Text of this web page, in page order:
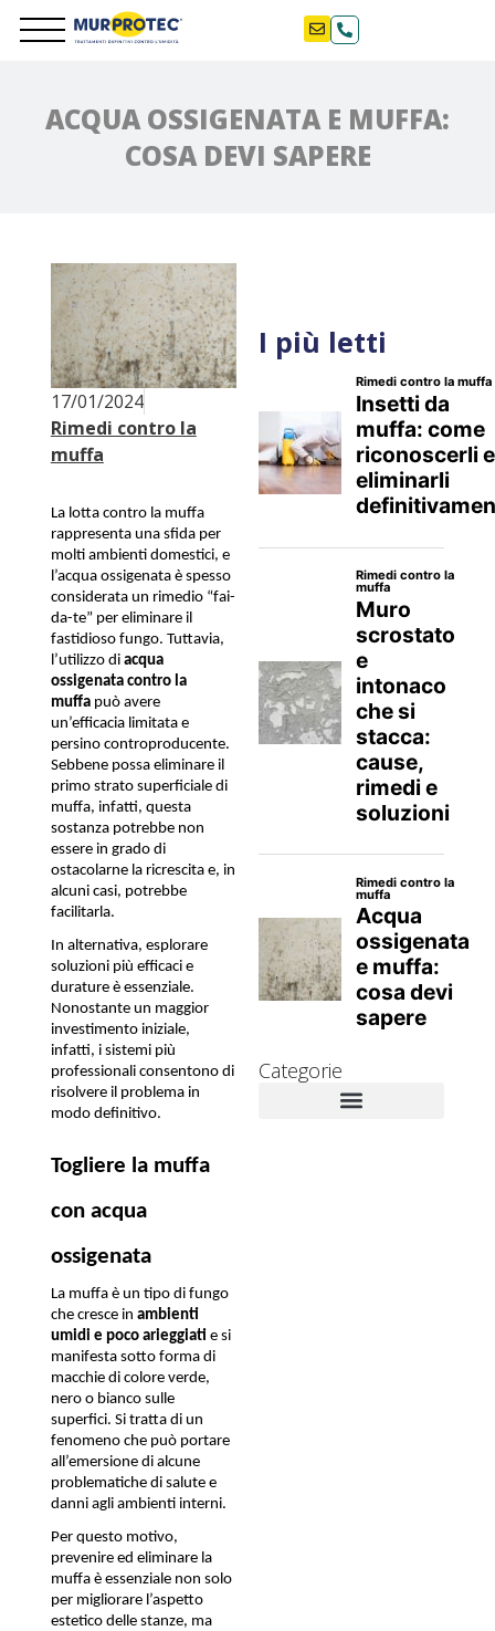
ACQUA OSSIGENATA E MUFFA:
COSA DEVI SAPERE
17/01/2024
Rimedi contro la
muffa
La lotta contro la muffa
rappresenta una sfida per
molti ambienti domestici, e
l’acqua ossigenata è spesso
considerata un rimedio “fai-
da-te” per eliminare il
fastidioso fungo. Tuttavia,
l’utilizzo di acqua
ossigenata contro la
muffa può avere
un’efficacia limitata e
persino controproducente.
Sebbene possa eliminare il
primo strato superficiale di
muffa, infatti, questa
sostanza potrebbe non
essere in grado di
ostacolarne la ricrescita e, in
alcuni casi, potrebbe
facilitarla.
In alternativa, esplorare
soluzioni più efficaci e
durature è essenziale.
Nonostante un maggior
investimento iniziale,
infatti, i sistemi più
professionali consentono di
risolvere il problema in
modo definitivo.
Togliere la muffa
con acqua
ossigenata
La muffa è un tipo di fungo
che cresce in ambienti
umidi e poco arieggiati e si
manifesta sotto forma di
macchie di colore verde,
nero o bianco sulle
superfici. Si tratta di un
fenomeno che può portare
all’emersione di alcune
problematiche di salute e
danni agli ambienti interni.
Per questo motivo,
prevenire ed eliminare la
muffa è essenziale non solo
per migliorare l’aspetto
estetico delle stanze, ma
I più letti
Categorie